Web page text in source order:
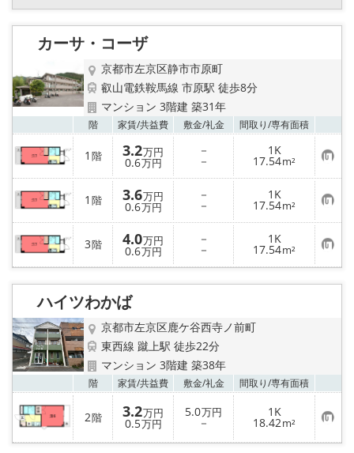
登
カーサ・コーザ
京都市左京区静市市原町
叡山電鉄鞍馬線 市原駅 徒歩8分
マンション 3階建 築31年
階 家賃/共益費 敷金/礼金 間取り/専有面積
1 階 3.2万円
0.6万円
－
－
1K
17.54m² お
気
に
入
り
登
録
1 階 3.6万円
0.6万円
－
－
1K
17.54m² お
気
に
入
り
登
録
3階 4.0万円
0.6万円
－
－
1K
17.54m² お
気
に
入
ハイツわかば
京都市左京区鹿ケ谷西寺ノ前町
東西線 蹴上駅 徒歩22分
マンション 3階建 築38年
階 家賃/共益費 敷金/礼金 間取り/専有面積
2階 3.2万円
0.5万円
5.0万円
－
1K
18.42m² お
気
に